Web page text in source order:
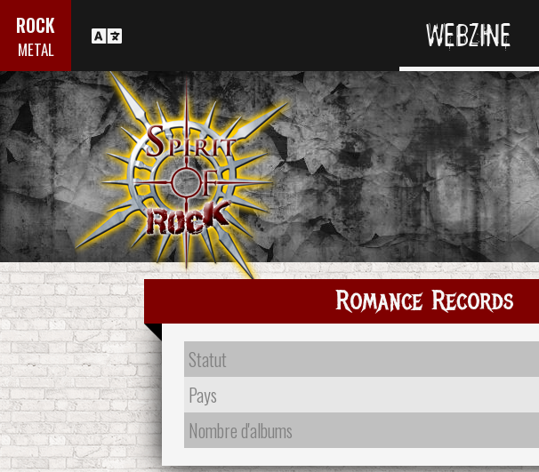
ROCK
METAL WEBZINE
Romance Records
Statut
Pays
Nombre d'albums